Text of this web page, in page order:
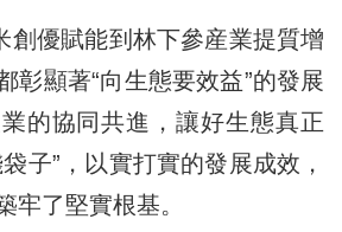
優賦能到林下參産業提質增
彰顯著“向生態要效益”的發展
的協同共進，讓好生態真正
子”，以實打實的發展成效，
牢了堅實根基。